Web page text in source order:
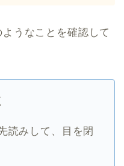
うなことを確認して
読みして、目を閉